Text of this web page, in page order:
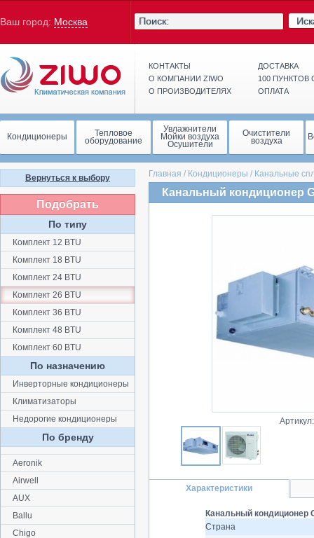
Ваш город: Москва
КОНТАКТЫ
О КОМПАНИИ ZIWO
О ПРОИЗВОДИТЕЛЯХ
ДОСТАВКА
100
ОПЛАТА
Кондиционеры Тепловое
оборудование
Увлажнители
Мойки воздуха
Осушители
Очистители
воздуха
Главная / Кондиционеры / Канальные
Канальный кондиционер
Характеристики
Канальный кондиционер
Страна
Вернуться к выбору
Подобрать
По типу
Комплект 12 BTU
Комплект 18 BTU
Комплект 24 BTU
Комплект 26 BTU
Комплект 36 BTU
Комплект 48 BTU
Комплект 60 BTU
По назначению
Инверторные кондиционеры
Климатизаторы
Недорогие кондиционеры
По бренду
Aeronik
Airwell
AUX
Ballu
Chigo